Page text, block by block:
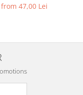
from 47,00 Lei